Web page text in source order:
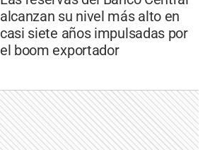
alcanzan su nivel más alto en
casi siete años impulsadas por
el boom exportador